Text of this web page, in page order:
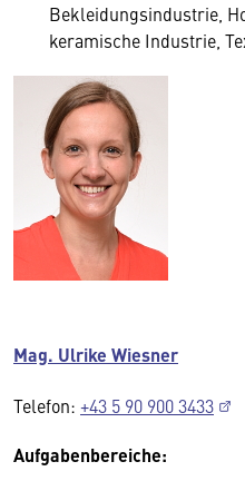
Bekleidungsindustrie,
keramische Industrie,
Mag. Ulrike Wiesner
Telefon: +43 5 90 900 3433
Aufgabenbereiche: